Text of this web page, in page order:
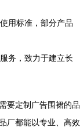
用标准，部分产品
务，致力于建立长
要定制广告围裙的品
厂都能以专业、高效